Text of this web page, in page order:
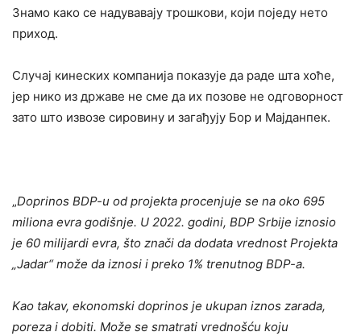
Знамо како се надувавају трошкови, који поједу нето
приход.
Случај кинеских компанија показује да раде шта хоће,
јер нико из државе не сме да их позове не одговорност
зато што извозе сировину и загађују Бор и Мајданпек.
„Doprinos BDP-u od projekta procenjuje se na oko 695
miliona evra godišnje. U 2022. godini, BDP Srbije iznosio
je 60 milijardi evra, što znači da dodata vrednost Projekta
„Jadar“ može da iznosi i preko 1% trenutnog BDP-a.
Kao takav, ekonomski doprinos je ukupan iznos zarada,
poreza i dobiti. Može se smatrati vrednošću koju